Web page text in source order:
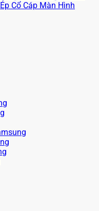
Ép Cổ Cáp Màn Hình